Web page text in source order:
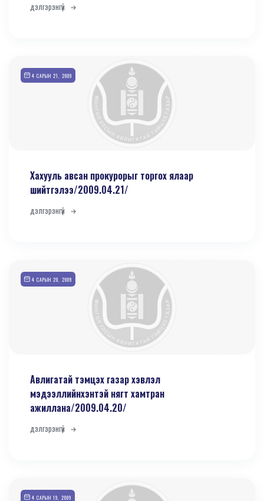
дэлгэрэнгүй
4 САРЫН 21, 2009
Хахууль авсан прокурорыг торгох ялаар
шийтгэлээ/2009.04.21/
дэлгэрэнгүй
4 САРЫН 20, 2009
Авлигатай тэмцэх газар хэвлэл
мэдээллийнхэнтэй нягт хамтран
ажиллана/2009.04.20/
дэлгэрэнгүй
4 САРЫН 19, 2009